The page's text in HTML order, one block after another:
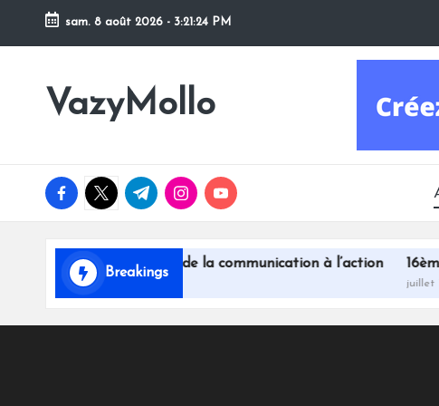
Skip
content
sam. 8 août 2026 - 3:21:25 PM
VazyMollo
Pensez
Prenez
facebook.com
twitter.com
t.me instagram.com
youtube.com
Breakings
à passer de la communication à l’action 16ème baromètre